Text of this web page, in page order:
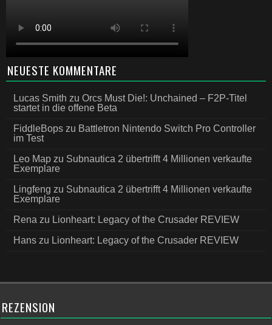
NEUESTE KOMMENTARE
Lucas Smith zu Orcs Must Die!: Unchained – F2P-Titel
startet in die offene Beta
FiddleBops zu Battletron Nintendo Switch Pro Controller
im Test
Leo Map zu Subnautica 2 übertrifft 4 Millionen verkaufte
Exemplare
Lingfeng zu Subnautica 2 übertrifft 4 Millionen verkaufte
Exemplare
Rena zu Lionheart: Legacy of the Crusader REVIEW
Hans zu Lionheart: Legacy of the Crusader REVIEW
REZENSION